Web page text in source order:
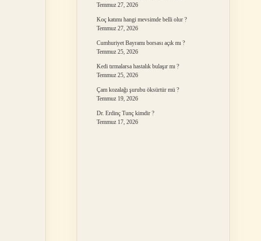
Temmuz 27, 2026
Koç katımı hangi mevsimde belli olur ?
Temmuz 27, 2026
Cumhuriyet Bayramı borsası açık mı ?
Temmuz 25, 2026
Kedi tırmalarsa hastalık bulaşır mı ?
Temmuz 25, 2026
Çam kozalağı şurubu öksürtür mü ?
Temmuz 19, 2026
Dr. Erdinç Tunç kimdir ?
Temmuz 17, 2026